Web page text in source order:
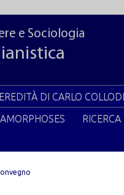
e Sociologia
DI CARLO COLLODI